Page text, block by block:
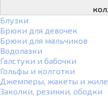
Блузки
Брюки для девочек
Брюки для мальчиков
Водолазки
Галстуки и бабочки
Гольфы и колготки
Джемперы, жакеты и
Заколки, резинки, ободки